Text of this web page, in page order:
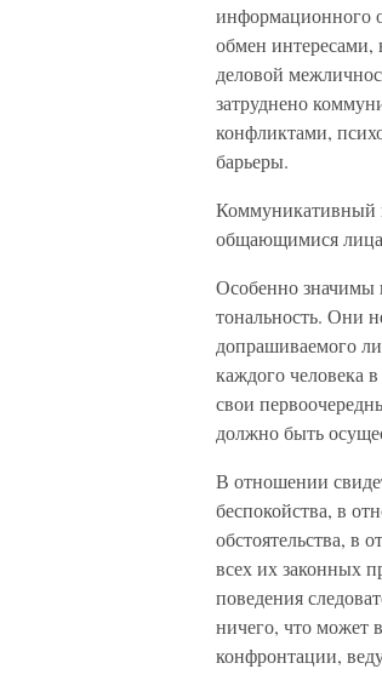
информационного
обмен
деловой
затруднено
конфликтами,
барьеры.
Коммуникативный
общающимися
Особенно значимы
тональность. Они
допрашиваемого
каждого человека
свои
должно быть
В отношении
беспокойства, в
обстоятельства, в
всех их законных
поведения
ничего, что может
конфронтации,